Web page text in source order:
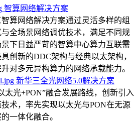
智算网络解决方案
算网络解决方案通过灵活多样的组
与全场景网络调优技术，满足不同规
下日益严苛的智算中心算力互联需
创新的DDC架构与经典以太架构，
对多元异构算力的网络承载能力。
新华三全光网络5.0解决方案
太光+PON”融合发展路线，创新引入
术，率先实现以太光与PON在无源
一体化融合。